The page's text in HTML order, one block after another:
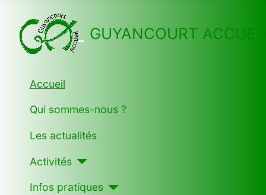
GUYANCOURT
Accueil
Qui sommes-nous ?
Les actualités
Activités
Infos pratiques